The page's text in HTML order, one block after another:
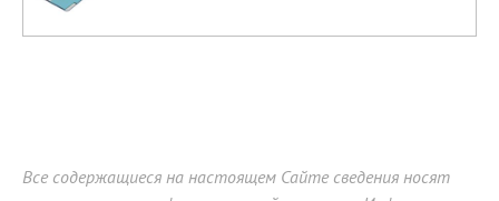
Все содержащиеся на настоящем Сайте сведения носят